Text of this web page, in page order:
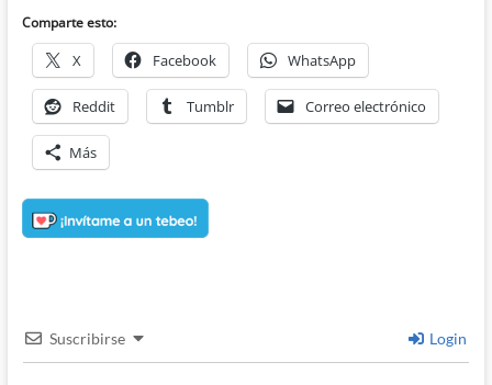
Comparte esto:
X Facebook WhatsApp
Reddit Tumblr Correo electrónico
Más
Suscribirse Login